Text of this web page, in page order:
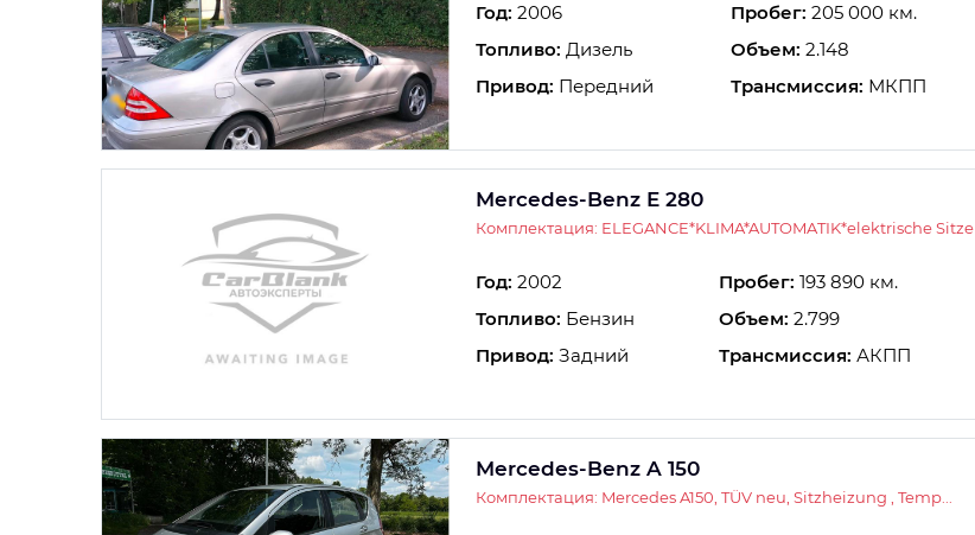
Год: 2006 Пробег: 205 000 км.
Топливо: Дизель Объем: 2.148
Привод: Передний Трансмиссия: МКПП
Mercedes-Benz E 280
Комплектация: ELEGANCE*KLIMA*AUTOMATIK*elektrische Sitze
Год: 2002 Пробег: 193 890 км.
Топливо: Бензин Объем: 2.799
Привод: Задний Трансмиссия: АКПП
Mercedes-Benz A 150
Комплектация: Mercedes A150, TÜV neu, Sitzheizung , Temp...